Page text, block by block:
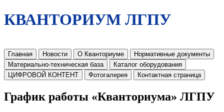
КВАНТОРИУМ ЛГПУ
Главная Новости О Кванториуме
Нормативные документы
Материально-техническая база
Каталог оборудования
ЦИФРОВОЙ КОНТЕНТ
Фотогалерея Контактная страница
График работы «Кванториума» ЛГПУ